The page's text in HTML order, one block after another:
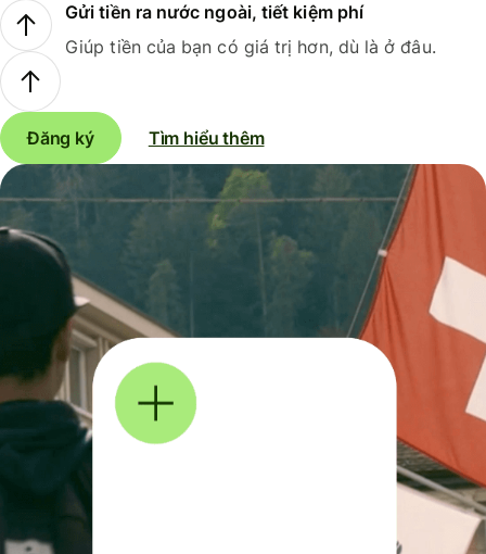
Gửi tiền ra nước ngoài, tiết kiệm phí
Giúp tiền của bạn có giá trị hơn, dù là ở đâu.
Đăng ký Tìm hiểu thêm